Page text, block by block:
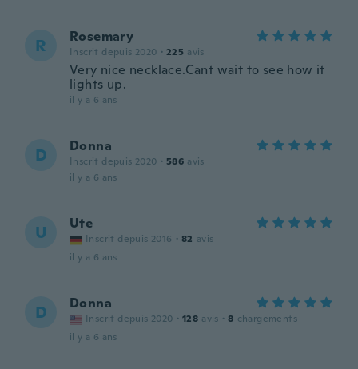
R Rosemary
Inscrit depuis 2020 · 225 avis
Very nice necklace.Cant wait to see how it
lights up.
il y a 6 ans
D Donna
Inscrit depuis 2020 · 586 avis
il y a 6 ans
U Ute
Inscrit depuis 2016 · 82 avis
il y a 6 ans
D Donna
Inscrit depuis 2020 · 128 avis · 8 chargements
il y a 6 ans